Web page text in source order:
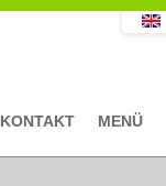
KONTAKT MENÜ